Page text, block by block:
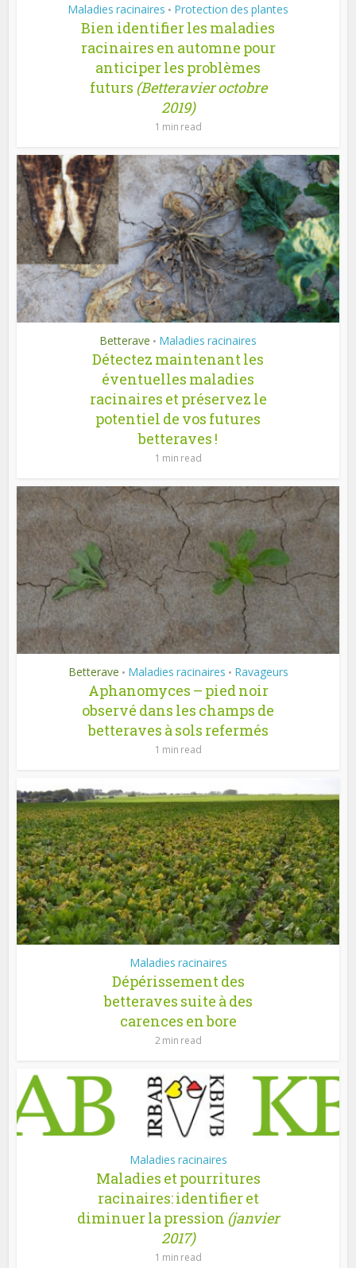
Maladies racinaires • Protection des plantes
Bien identifier les maladies
racinaires en automne pour
anticiper les problèmes
futurs (Betteravier octobre
2019)
1 min read
Betterave • Maladies racinaires
Détectez maintenant les
éventuelles maladies
racinaires et préservez le
potentiel de vos futures
betteraves !
1 min read
Betterave • Maladies racinaires • Ravageurs
Aphanomyces – pied noir
observé dans les champs de
betteraves à sols refermés
1 min read
Maladies racinaires
Dépérissement des
betteraves suite à des
carences en bore
2 min read
Maladies racinaires
Maladies et pourritures
racinaires: identifier et
diminuer la pression (janvier
2017)
1 min read